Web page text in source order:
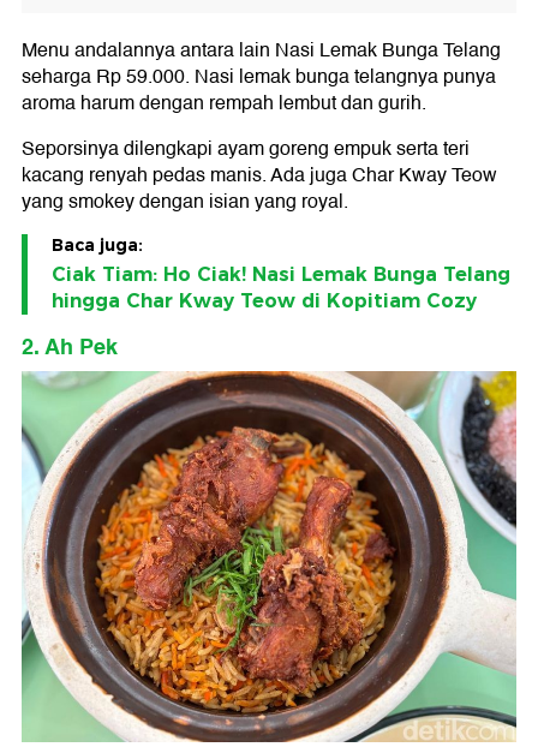
Menu andalannya antara lain Nasi Lemak Bunga Telang
seharga Rp 59.000. Nasi lemak bunga telangnya punya
aroma harum dengan rempah lembut dan gurih.
Seporsinya dilengkapi ayam goreng empuk serta teri
kacang renyah pedas manis. Ada juga Char Kway Teow
yang smokey dengan isian yang royal.
Baca juga:
Ciak Tiam: Ho Ciak! Nasi Lemak Bunga Telang
hingga Char Kway Teow di Kopitiam Cozy
2. Ah Pek